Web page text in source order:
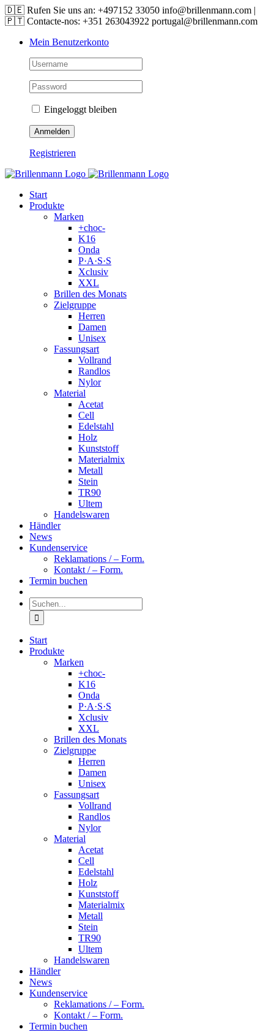
Skip
to
🇩🇪 Rufen Sie uns an: +497152 33050 info@brillenmann.com |
🇵🇹 Contacte-nos: +351 263043922 portugal@brillenmann.com
Mein Benutzerkonto
Eingeloggt bleiben
Registrieren
Start
Produkte
Marken
+choc-
K16
Onda
P·A·S·S
Xclusiv
XXL
Brillen des Monats
Zielgruppe
Herren
Damen
Unisex
Fassungsart
Vollrand
Randlos
Nylor
Material
Acetat
Cell
Edelstahl
Holz
Kunststoff
Materialmix
Metall
Stein
TR90
Ultem
Handelswaren
Händler
News
Kundenservice
Reklamations / – Form.
Kontakt / – Form.
Termin buchen
Suche
nach:
Start
Produkte
Marken
+choc-
K16
Onda
P·A·S·S
Xclusiv
XXL
Brillen des Monats
Zielgruppe
Herren
Damen
Unisex
Fassungsart
Vollrand
Randlos
Nylor
Material
Acetat
Cell
Edelstahl
Holz
Kunststoff
Materialmix
Metall
Stein
TR90
Ultem
Handelswaren
Händler
News
Kundenservice
Reklamations / – Form.
Kontakt / – Form.
Termin buchen